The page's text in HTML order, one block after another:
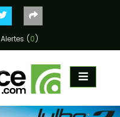
Alertes (0)